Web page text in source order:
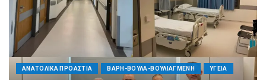
ΠΟΛΙΤΙΚΗ ΤΡΟΠΟΣ ΖΩΗΣ ΥΓΕΙΑ